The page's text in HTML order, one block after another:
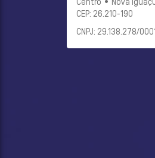
Centro • Nova
CEP: 26.210-190
CNPJ: 29.138.278/